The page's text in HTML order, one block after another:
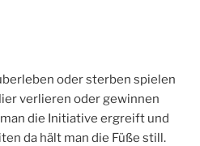
oder sterben spielen
verlieren oder gewinnen
die Initiative ergreift und
da hält man die Füße still.